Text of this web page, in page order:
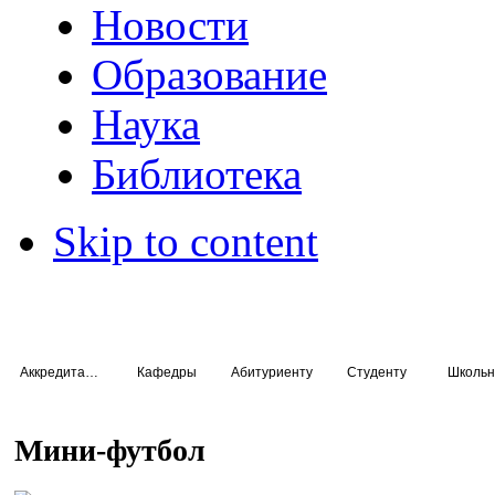
Новости
Образование
Наука
Библиотека
Skip to content
Кафедры Абитуриенту Студенту
Мини-футбол